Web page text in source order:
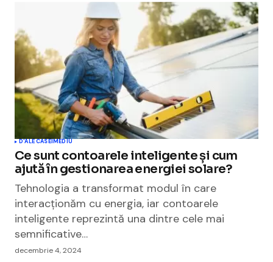
D'ALE CASEIMEDIU
Ce sunt contoarele inteligente și cum
ajută în gestionarea energiei solare?
Tehnologia a transformat modul în care
interacționăm cu energia, iar contoarele
inteligente reprezintă una dintre cele mai
semnificative…
decembrie 4, 2024